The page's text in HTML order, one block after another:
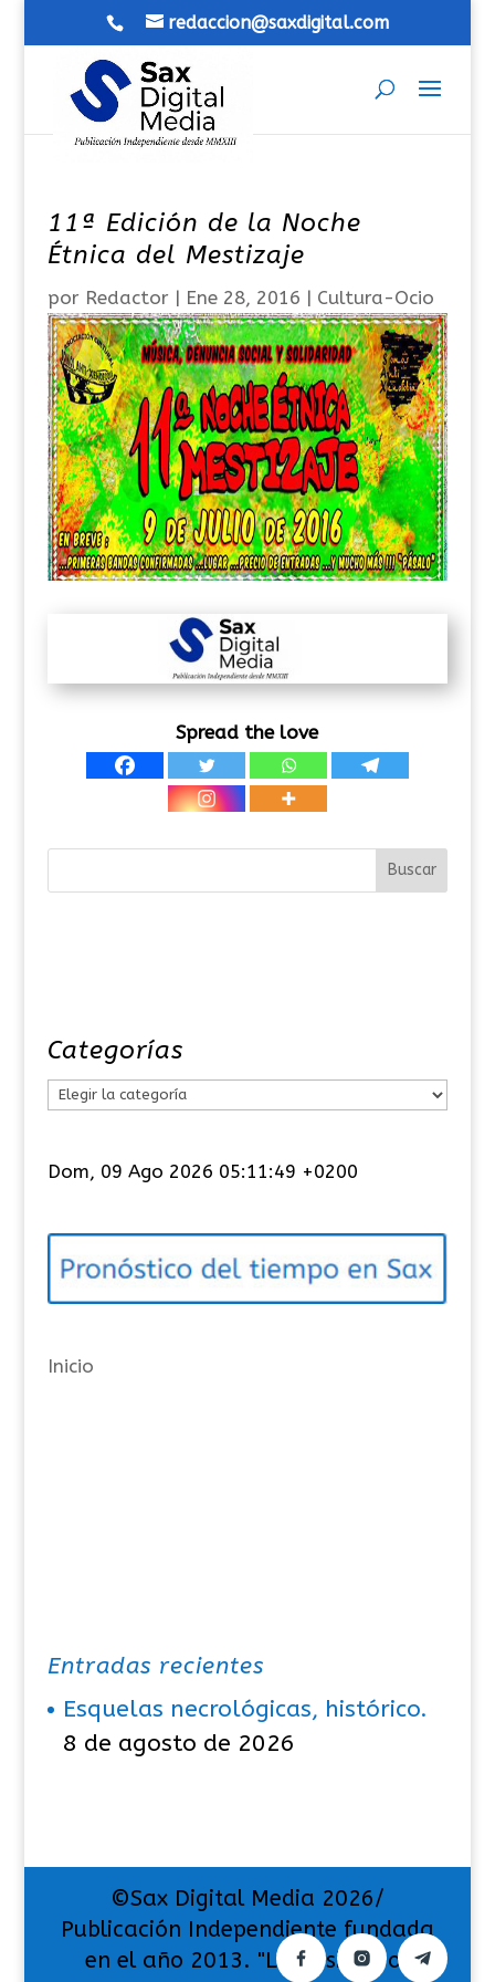
redaccion@saxdigital.com
11ª Edición de la Noche
Étnica del Mestizaje
por Redactor| Ene 28, 2016 | Cultura-Ocio
Spread the love
Categorías
e
o
í
s
Dom, 09 Ago 2026 05:11:50 +0200
Inicio
Entradas recientes
Esquelas necrológicas, histórico.
8 de agosto de 2026
©Sax Digital Media 2026/
Publicación Independiente fundada
en el año 2013. "La pasión por